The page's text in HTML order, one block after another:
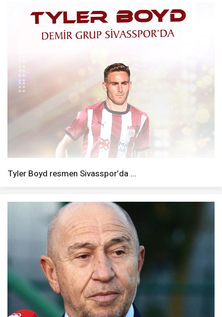
Tyler Boyd resmen Sivasspor’da ...